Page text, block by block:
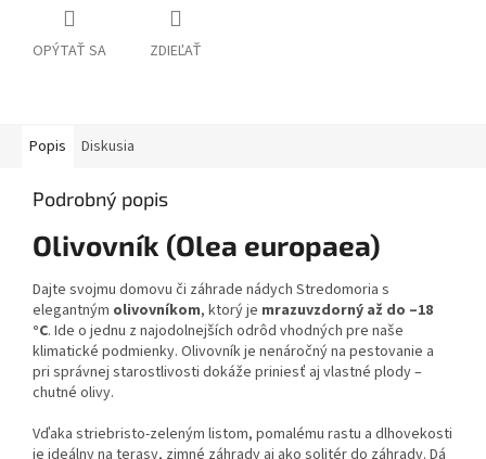
OPÝTAŤ SA ZDIEĽAŤ
Popis Diskusia
Podrobný popis
Olivovník (Olea europaea)
Dajte svojmu domovu či záhrade nádych Stredomoria s
elegantným olivovníkom, ktorý je mrazuvzdorný až do –18
°C. Ide o jednu z najodolnejších odrôd vhodných pre naše
klimatické podmienky. Olivovník je nenáročný na pestovanie a
pri správnej starostlivosti dokáže priniesť aj vlastné plody –
chutné olivy.
Vďaka striebristo-zeleným listom, pomalému rastu a dlhovekosti
je ideálny na terasy, zimné záhrady aj ako solitér do záhrady. Dá